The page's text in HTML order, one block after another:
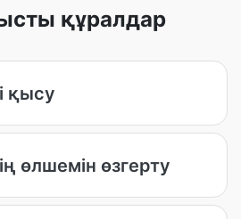
құралдар
қысу
өлшемін өзгерту